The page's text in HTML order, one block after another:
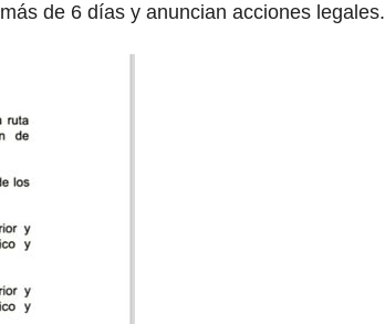
de 6 días y anuncian acciones legales.